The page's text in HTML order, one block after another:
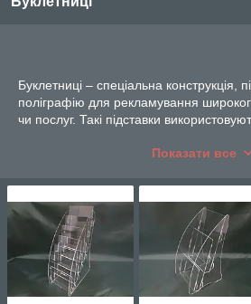
Буклетниці – спеціальна конструкція,
поліграфію для рекламування
чи послуг. Такі підставки
можуть використовуватись у різних
кафе, супермаркети, бізнес-центри.
Настільні буклетниці з оргскла - це
бути встановлені на будь-якій
вимагають ніякого додаткового
зручним у використанні.
Компанія АкрилПлюс виготовляє
Показати все